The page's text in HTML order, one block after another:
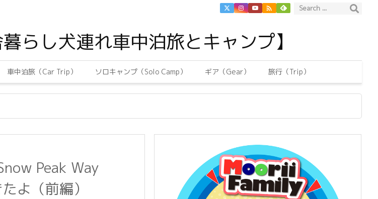
らし犬連れ車中泊旅とキャンプ】
車中泊旅（Car Trip） ソロキャンプ（Solo Camp） ギア（Gear） 旅行（Trip）

Peak Way
よ（前編）